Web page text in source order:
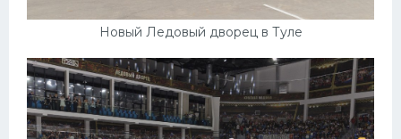
Новый Ледовый дворец в Туле